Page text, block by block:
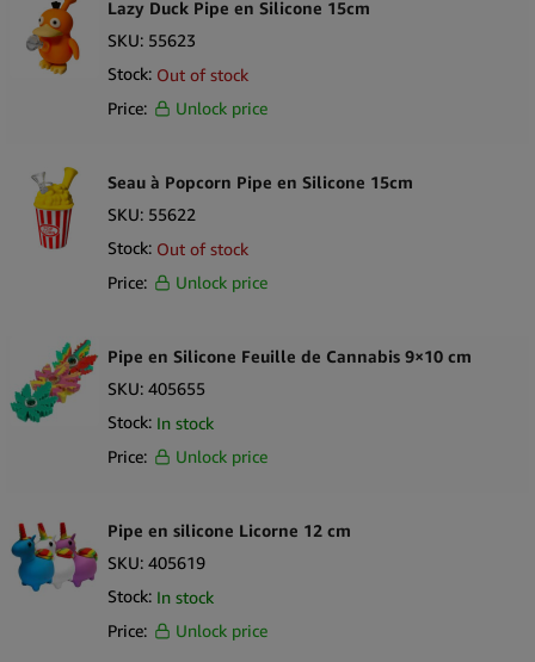
Lazy Duck Pipe en Silicone 15cm
SKU: 55623
Stock: Out of stock
Price:
Unlock price
Seau à Popcorn Pipe en Silicone 15cm
SKU: 55622
Stock: Out of stock
Price:
Unlock price
Pipe en Silicone Feuille de Cannabis 9×10 cm
SKU: 405655
Stock: In stock
Price:
Unlock price
Pipe en silicone Licorne 12 cm
SKU: 405619
Stock: In stock
Price:
Unlock price